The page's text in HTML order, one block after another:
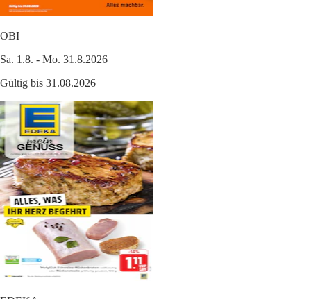
OBI
Sa. 1.8. - Mo. 31.8.2026
Gültig bis 31.08.2026